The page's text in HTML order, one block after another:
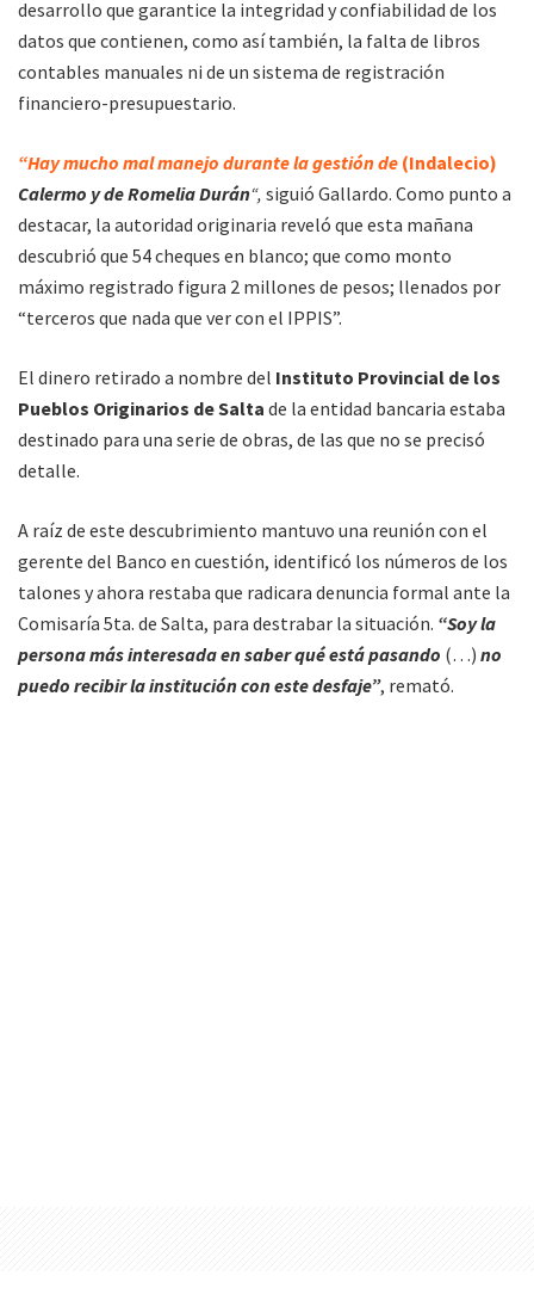
desarrollo que garantice la integridad y confiabilidad de los
datos que contienen, como así también, la falta de libros
contables manuales ni de un sistema de registración
financiero-presupuestario.
“Hay mucho mal manejo durante la gestión de (Indalecio)
Calermo y de Romelia Durán“, siguió Gallardo. Como punto a
destacar, la autoridad originaria reveló que esta mañana
descubrió que 54 cheques en blanco; que como monto
máximo registrado figura 2 millones de pesos; llenados por
“terceros que nada que ver con el IPPIS”.
El dinero retirado a nombre del Instituto Provincial de los
Pueblos Originarios de Salta de la entidad bancaria estaba
destinado para una serie de obras, de las que no se precisó
detalle.
A raíz de este descubrimiento mantuvo una reunión con el
gerente del Banco en cuestión, identificó los números de los
talones y ahora restaba que radicara denuncia formal ante la
Comisaría 5ta. de Salta, para destrabar la situación. “Soy la
persona más interesada en saber qué está pasando (…) no
puedo recibir la institución con este desfaje”, remató.